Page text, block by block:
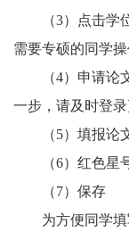
（3）点击
需要专硕的同学操
（4） 申请论
一步，请及时登录
（5）填报论
（6）红色
（7）保存
为方便同学